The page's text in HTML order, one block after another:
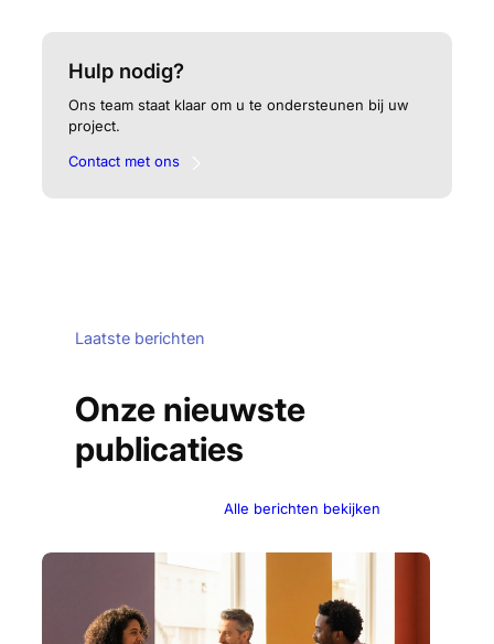
Hulp nodig?
Ons team staat klaar om u te ondersteunen bij uw
project.
Contact met ons
Laatste berichten
Onze nieuwste
publicaties
Alle berichten bekijken